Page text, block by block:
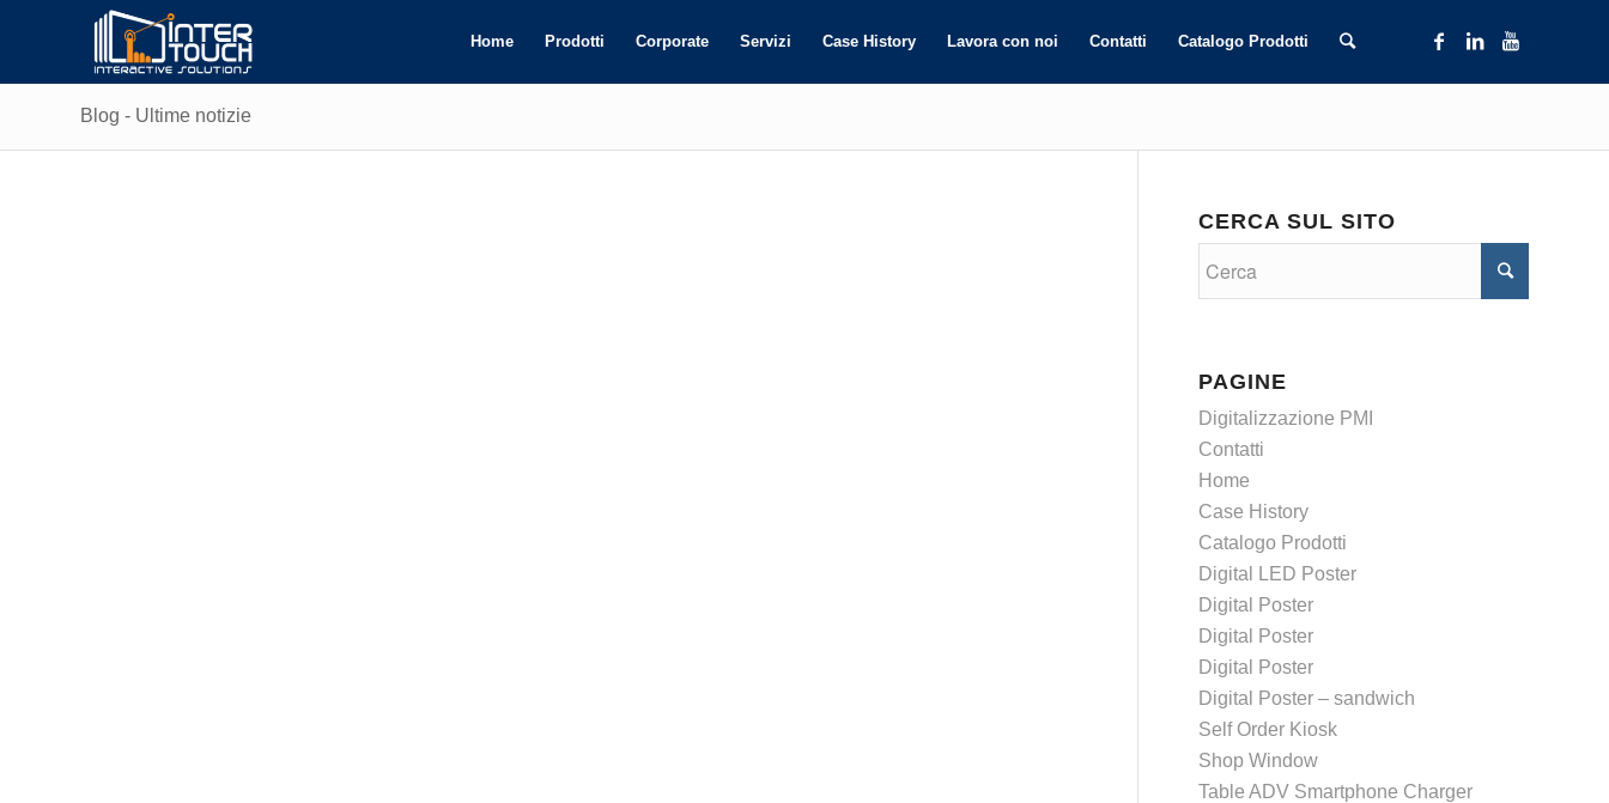
Home Prodotti Corporate Servizi Case History Lavora con noi Contatti Catalogo Prodotti
Blog - Ultime notizie
CERCA SUL SITO
PAGINE
Digitalizzazione PMI
Contatti
Home
Case History
Catalogo Prodotti
Digital LED Poster
Digital Poster
Digital Poster
Digital Poster
Digital Poster – sandwich
Self Order Kiosk
Shop Window
Table ADV Smartphone Charger